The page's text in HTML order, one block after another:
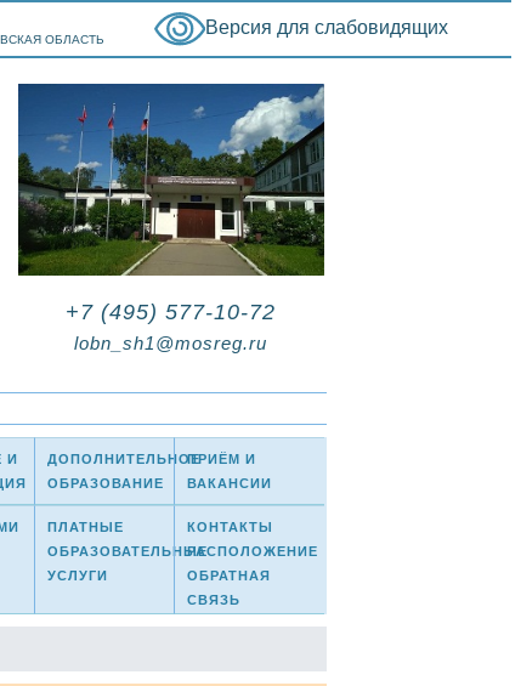
ОБЛАСТЬ
+7 (495) 577-10-72
lobn_sh1@mosreg.ru
Версия для слабовидящих
И
ДОПОЛНИТЕЛЬНОЕ
ОБРАЗОВАНИЕ
ПРИЁМ И
ВАКАНСИИ
ПЛАТНЫЕ
ОБРАЗОВАТЕЛЬНЫЕ
УСЛУГИ
КОНТАКТЫ
РАСПОЛОЖЕНИЕ
ОБРАТНАЯ
СВЯЗЬ